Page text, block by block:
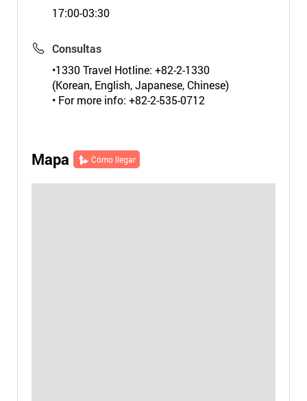
17:00-03:30
Consultas
•1330 Travel Hotline: +82-2-1330
(Korean, English, Japanese, Chinese)
• For more info: +82-2-535-0712
Mapa Cómo llegar